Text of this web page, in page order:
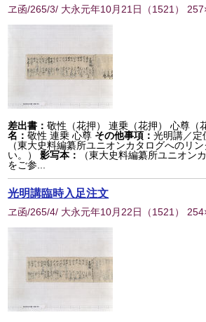
ヱ函/265/3/ 大永元年10月21日 （1521 ）
差出書：敬性（花押） 連乗（花押） 心尊（
名：敬性 連乗 心尊 その他事項：光明講／
（東大史料編纂所ユニオンカタログへのリ
い。）
影写本：
（東大史料編纂所ユニオン
をご参...
光明講臨時入足注文
ヱ函/265/4/ 大永元年10月22日 （1521 ）